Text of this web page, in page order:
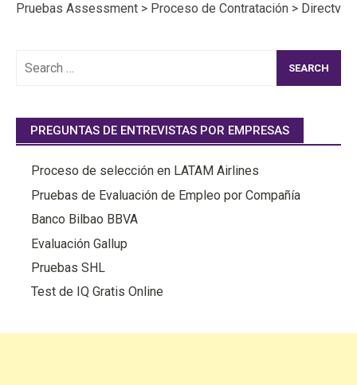
Pruebas Assessment > Proceso de Contratación > Directv
PREGUNTAS DE ENTREVISTAS POR EMPRESAS
Proceso de selección en LATAM Airlines
Pruebas de Evaluación de Empleo por Compañía
Banco Bilbao BBVA
Evaluación Gallup
Pruebas SHL
Test de IQ Gratis Online